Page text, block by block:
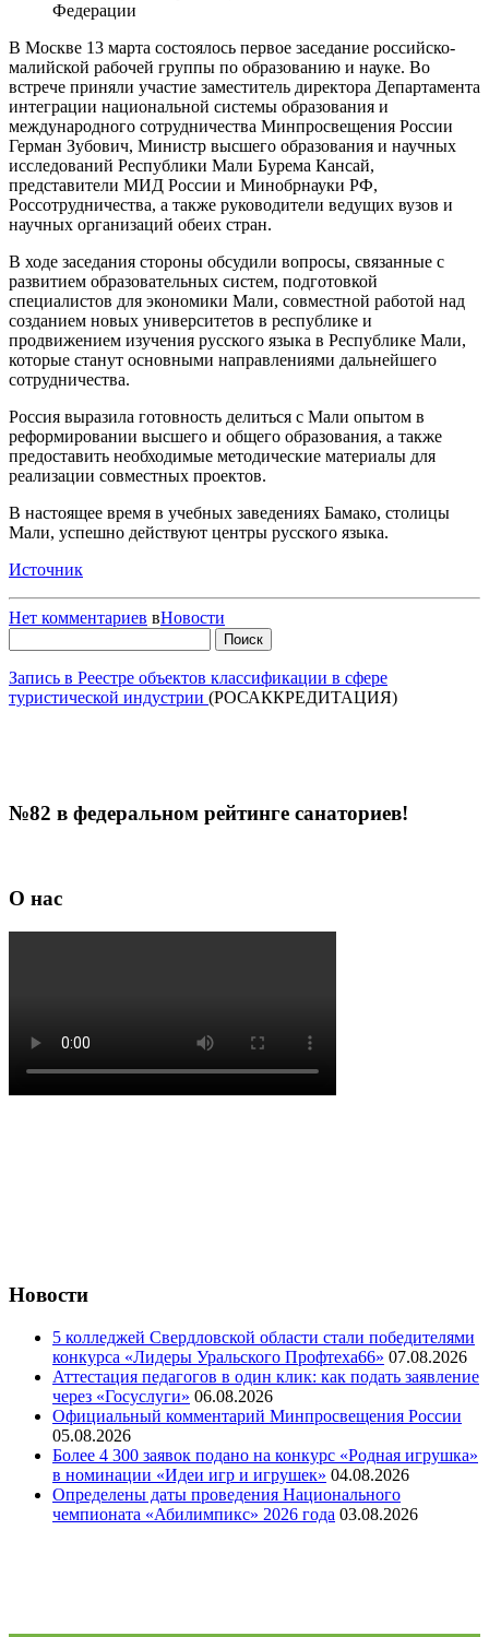
Федерации
В Москве 13 марта состоялось первое заседание российско-
малийской рабочей группы по образованию и науке. Во
встрече приняли участие заместитель директора Департамента
интеграции национальной системы образования и
международного сотрудничества Минпросвещения России
Герман Зубович, Министр высшего образования и научных
исследований Республики Мали Бурема Кансай,
представители МИД России и Минобрнауки РФ,
Россотрудничества, а также руководители ведущих вузов и
научных организаций обеих стран.
В ходе заседания стороны обсудили вопросы, связанные с
развитием образовательных систем, подготовкой
специалистов для экономики Мали, совместной работой над
созданием новых университетов в республике и
продвижением изучения русского языка в Республике Мали,
которые станут основными направлениями дальнейшего
сотрудничества.
Россия выразила готовность делиться с Мали опытом в
реформировании высшего и общего образования, а также
предоставить необходимые методические материалы для
реализации совместных проектов.
В настоящее время в учебных заведениях Бамако, столицы
Мали, успешно действуют центры русского языка.
Источник
Нет комментариев вНовости
Запись в Реестре объектов классификации в сфере
туристической индустрии (РОСАККРЕДИТАЦИЯ)
№82 в федеральном рейтинге санаториев!
О нас
Новости
5 колледжей Свердловской области стали победителями
конкурса «Лидеры Уральского Профтеха66» 07.08.2026
Аттестация педагогов в один клик: как подать заявление
через «Госуслуги» 06.08.2026
Официальный комментарий Минпросвещения России
05.08.2026
Более 4 300 заявок подано на конкурс «Родная игрушка»
в номинации «Идеи игр и игрушек» 04.08.2026
Определены даты проведения Национального
чемпионата «Абилимпикс» 2026 года 03.08.2026